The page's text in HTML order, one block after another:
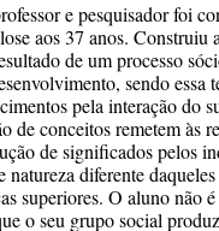
e pesquisador foi
aos 37 anos. Construiu
de um processo
sendo
pela interação do
de conceitos remetem às
de significados pelos
natureza diferente
superiores. O aluno não
o seu grupo social